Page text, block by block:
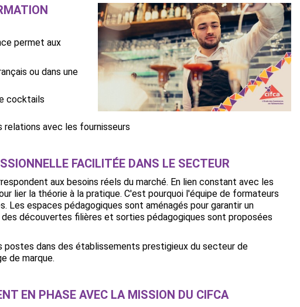
permet aux
ou dans une
cocktails
avec les fournisseurs
FACILITÉE DANS LE SECTEUR
aux besoins réels du marché. En lien constant avec les
lier la théorie à la pratique. C'est pourquoi l'équipe de formateurs
espaces pédagogiques sont aménagés pour garantir un
découvertes filières et sorties pédagogiques sont proposées
dans des établissements prestigieux du secteur de
de marque.
EN PHASE AVEC LA MISSION DU CIFCA